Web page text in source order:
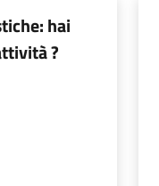
hai
?